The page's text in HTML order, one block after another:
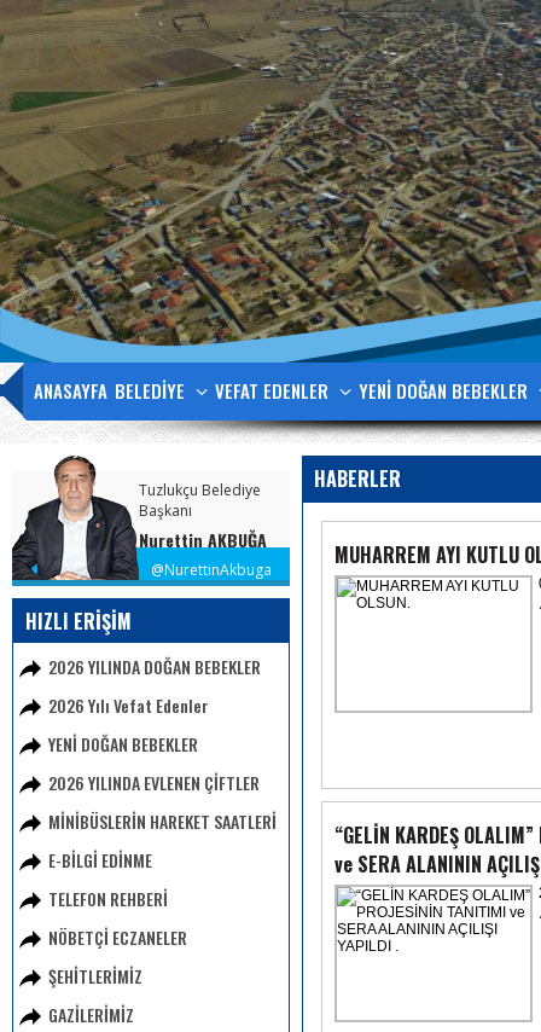
ANASAYFA BELEDİYE VEFAT EDENLER YENİ DOĞAN BEBEKLER
İLETİŞİM
Tuzlukçu Belediye
Başkanı
Nurettin AKBUĞA
@NurettinAkbuga
HIZLI ERİŞİM
2026 YILINDA DOĞAN BEBEKLER
2026 Yılı Vefat Edenler
YENİ DOĞAN BEBEKLER
2026 YILINDA EVLENEN ÇİFTLER
MİNİBÜSLERİN HAREKET SAATLERİ
E-BİLGİ EDİNME
TELEFON REHBERİ
NÖBETÇİ ECZANELER
ŞEHİTLERİMİZ
GAZİLERİMİZ
HABERLER
MUHARREM AYI KUTLU
“GELİN KARDEŞ
ve SERA ALANININ